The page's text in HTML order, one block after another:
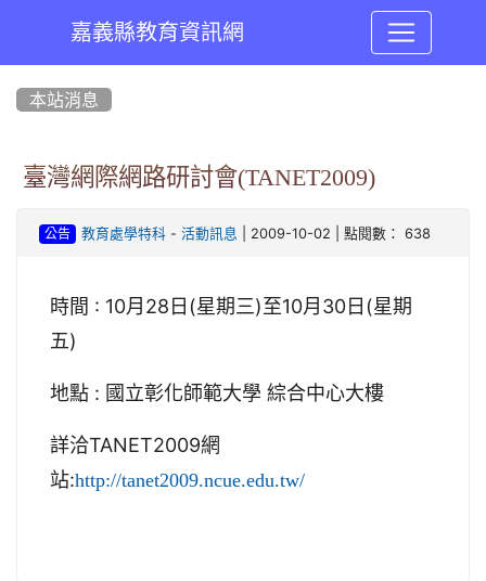
嘉義縣教育資訊網
本站消息
臺灣網際網路研討會(TANET2009)
公告 教育處學特科- 活動訊息 | 2009-10-02 | 點閱數： 638
時間 : 10月28日(星期三)至10月30日(星期
五)
地點 : 國立彰化師範大學 綜合中心大樓
詳洽TANET2009網
站:http://tanet2009.ncue.edu.tw/